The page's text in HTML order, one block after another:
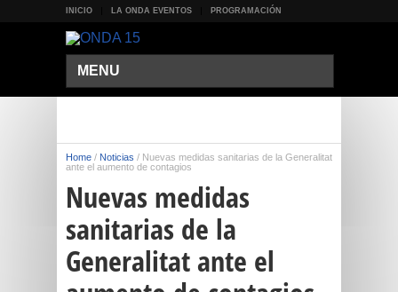
INICIO LA ONDA EVENTOS PROGRAMACIÓN
MENU
Home / Noticias / Nuevas medidas sanitarias de la Generalitat
ante el aumento de contagios
Nuevas medidas
sanitarias de la
Generalitat ante el